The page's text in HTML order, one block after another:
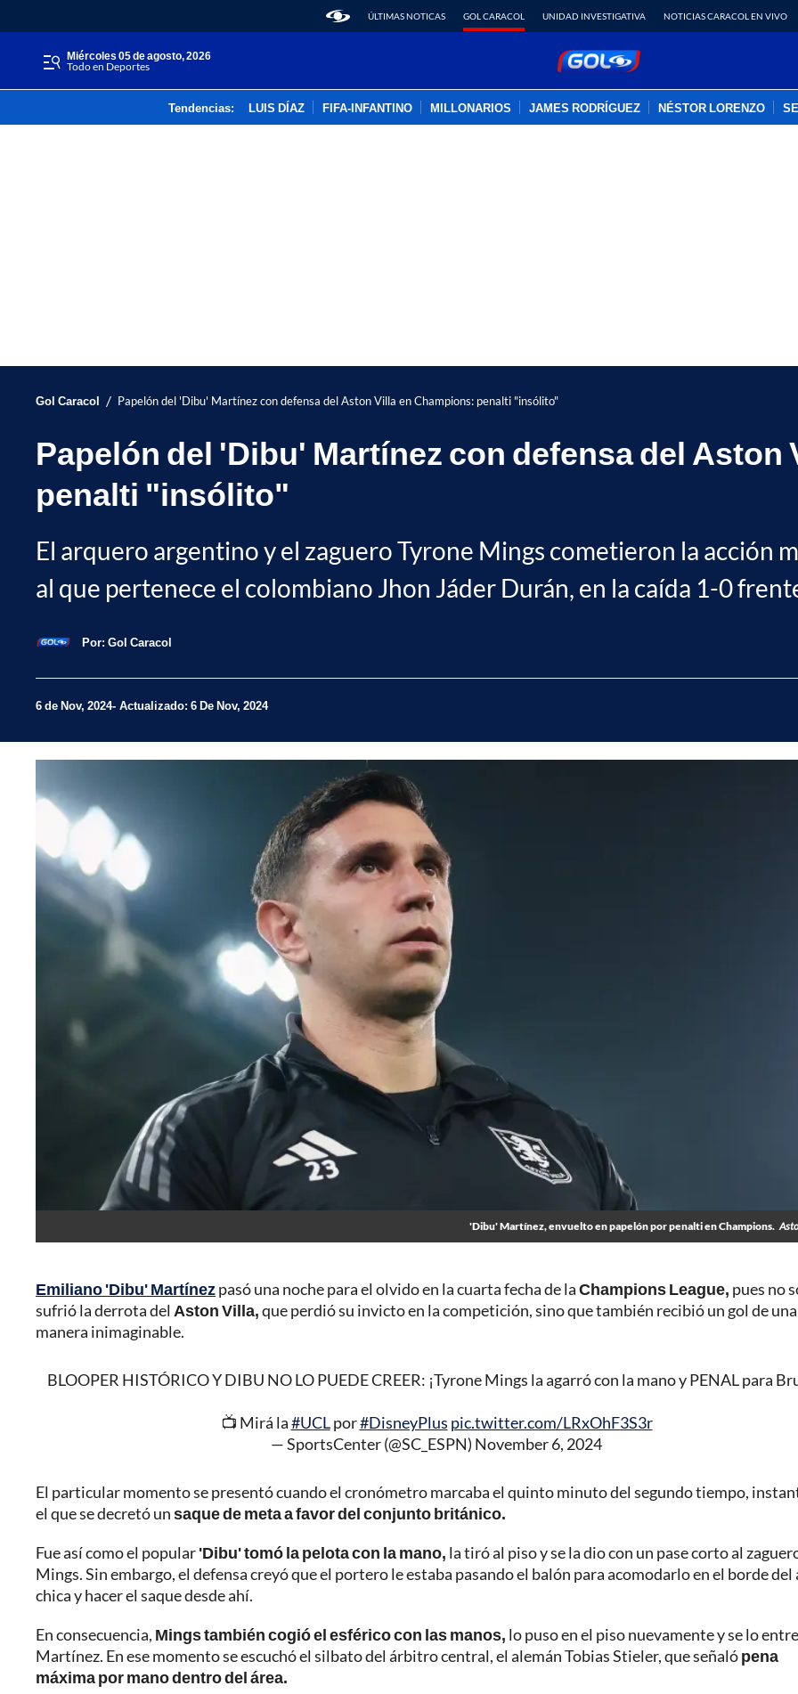
ÚLTIMAS NOTICAS GOL CARACOL UNIDAD INVESTIGATIVA NOTICIAS CARACOL EN VIVO
miércoles 05 de agosto, 2026
Todo en Deportes
Tendencias: LUIS DÍAZ FIFA-INFANTINO MILLONARIOS JAMES RODRÍGUEZ NÉSTOR LORENZO
Gol Caracol / Papelón del 'Dibu' Martínez con defensa del Aston Villa en Champions: penalti "insólito"
Papelón del 'Dibu' Martínez con defensa del Aston
penalti "insólito"
El arquero argentino y el zaguero Tyrone Mings cometieron la acción
al que pertenece el colombiano Jhon Jáder Durán, en la caída 1-0
Por: Gol Caracol
6 de Nov, 2024 Actualizado: 6 De Nov, 2024
'Dibu' Martínez, envuelto en papelón por penalti en Champions.
Emiliano 'Dibu' Martínezpasó una noche para el olvido en la cuarta fecha de laChampions League, pues no
sufrió la derrota del Aston Villa,que perdió su invicto en la competición, sino que también recibió un gol de una
manera inimaginable.
BLOOPER HISTÓRICO Y DIBU NO LO PUEDE CREER: ¡Tyrone Mings la agarró con la mano y PENAL para
📺 Mirá la#UCLpor#DisneyPlus pic.twitter.com/LRxOhF3S3r
— SportsCenter (@SC_ESPN) November 6, 2024
El particular momento se presentó cuando el cronómetro marcaba el quinto minuto del segundo tiempo,
el que se decretó unsaque de meta a favor del conjunto británico.
Fue así como el popular'Dibu' tomó la pelota con la mano, la tiró al piso y se la dio con un pase corto al
Mings. Sin embargo, el defensa creyó que el portero le estaba pasando el balón para acomodarlo en el borde del
chica y hacer el saque desde ahí.
En consecuencia, Mings también cogió el esférico con las manos, lo puso en el piso nuevamente y se lo
Martínez. En ese momento se escuchó el silbato del árbitro central, el alemán Tobias Stieler, que señalópena
máxima por mano dentro del área.